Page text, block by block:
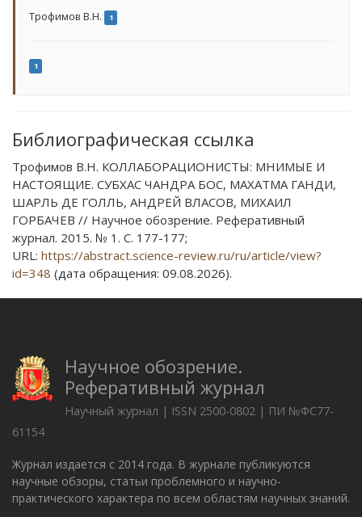
Трофимов В.Н. 1
1
Библиографическая ссылка
Трофимов В.Н. КОЛЛАБОРАЦИОНИСТЫ: МНИМЫЕ И
НАСТОЯЩИЕ. СУБХАС ЧАНДРА БОС, МАХАТМА ГАНДИ,
ШАРЛЬ ДЕ ГОЛЛЬ, АНДРЕЙ ВЛАСОВ, МИХАИЛ
ГОРБАЧЕВ // Научное обозрение. Реферативный
журнал. 2015. № 1. С. 177-177;
URL: https://abstract.science-review.ru/ru/article/view?
id=348 (дата обращения: 09.08.2026).
Научное обозрение.
Реферативный журнал
Научный журнал | ISSN 2500-0802 | ПИ №ФС77-
61154
Журнал издается с 2014 года. В журнале публикуются
научные обзоры, статьи проблемного и научно-
практического характера по всем областям научных знаний.